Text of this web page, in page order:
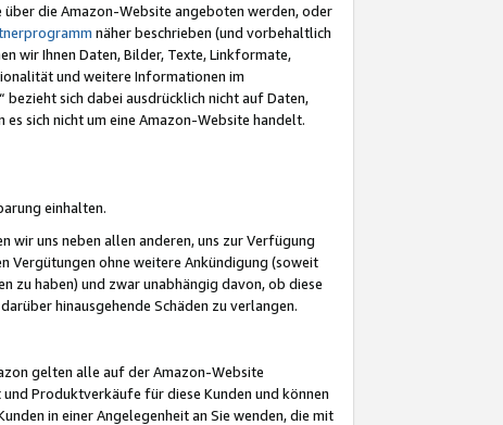
über die Amazon-Website angeboten werden, oder
näher beschrieben (und vorbehaltlich
wir Ihnen Daten, Bilder, Texte, Linkformate,
und weitere Informationen im
sich dabei ausdrücklich nicht auf Daten,
sich nicht um eine Amazon-Website handelt.
einhalten.
wir uns neben allen anderen, uns zur Verfügung
Vergütungen ohne weitere Ankündigung (soweit
zu haben) und zwar unabhängig davon, ob diese
hinausgehende Schäden zu verlangen.
gelten alle auf der Amazon-Website
Produktverkäufe für diese Kunden und können
in einer Angelegenheit an Sie wenden, die mit